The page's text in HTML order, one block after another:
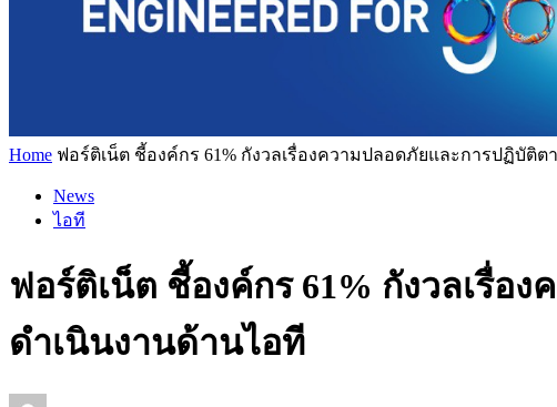
Home ฟอร์ติเน็ต ชี้องค์กร 61% กังวลเรื่องความปลอดภัยและการปฏิบัติ
News
ไอที
ฟอร์ติเน็ต ชี้องค์กร 61% กังวลเรื่อ
ดำเนินงานด้านไอที